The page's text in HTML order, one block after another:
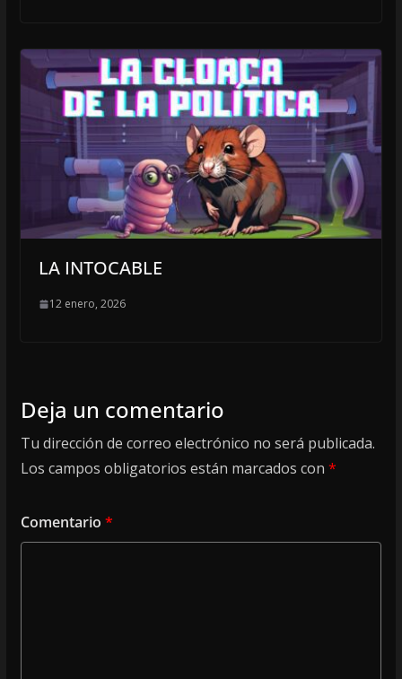
LA INTOCABLE
12 enero, 2026
Deja un comentario
Tu dirección de correo electrónico no será publicada.
Los campos obligatorios están marcados con *
Comentario *